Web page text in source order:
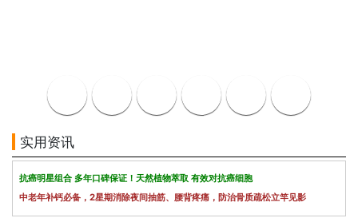
实用资讯
抗癌明星组合 多年口碑保证！天然植物萃取 有效对抗癌细胞
中老年补钙必备，2星期消除夜间抽筋、腰背疼痛，防治骨质疏松立竿见影